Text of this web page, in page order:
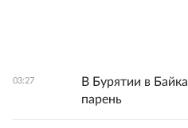
03:27
В Бурятии в
парень